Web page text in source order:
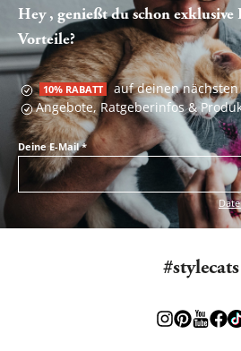
Hey , genießt du schon
Vorteile?
10% RABATT auf deinen nächsten
Angebote, Ratgeberinfos &
Deine E-Mail*
#stylecats